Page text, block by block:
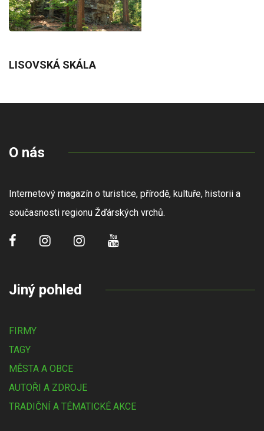
LISOVSKÁ SKÁLA
O nás
Internetový magazín o turistice, přírodě, kultuře, historii a
současnosti regionu Žďárských vrchů.
Jiný pohled
FIRMY
TAGY
MĚSTA A OBCE
AUTOŘI A ZDROJE
TRADIČNÍ A TÉMATICKÉ AKCE